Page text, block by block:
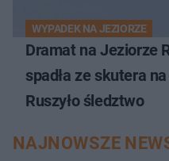
WYPADEK NA JEZIORZE
Dramat na Jeziorze
spadła ze skutera
Ruszyło śledztwo
NAJNOWSZE